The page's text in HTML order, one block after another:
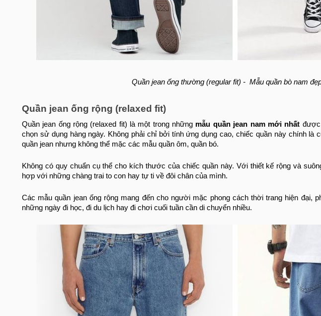
Quần jean ống thường (regular fit) - Mẫu quần bò nam
Quần jean ống rộng (relaxed fit)
Quần jean ống rộng (relaxed fit) là một trong những mẫu quần jean nam mới nhất được
chọn sử dụng hàng ngày. Không phải chỉ bởi tính ứng dụng cao, chiếc quần này chính là
quần jean nhưng không thể mặc các mẫu quần ôm, quần bó.
Không có quy chuẩn cụ thể cho kích thước của chiếc quần này. Với thiết kế rộng và
hợp với những chàng trai to con hay tự ti về đôi chân của mình.
Các mẫu quần jean ống rộng mang đến cho người mặc phong cách thời trang hiện đại,
những ngày đi học, đi du lịch hay đi chơi cuối tuần cần di chuyển nhiều.